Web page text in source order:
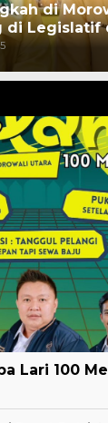
di
di Legislatif
Lari 100